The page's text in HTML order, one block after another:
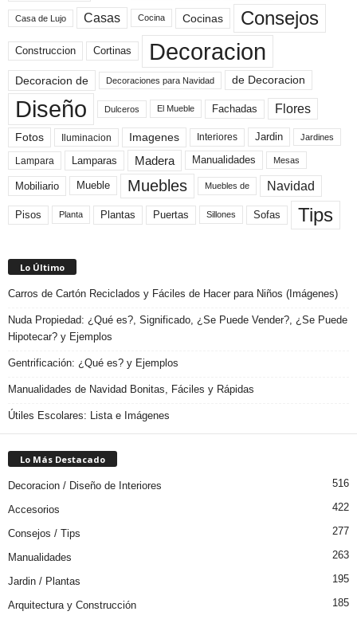
Casa de Lujo Casas Cocina Cocinas Consejos
Construccion Cortinas Decoracion
Decoracion de Decoraciones para Navidad de Decoracion
Diseño Dulceros El Mueble Fachadas Flores
Fotos Iluminacion Imagenes Interiores Jardin Jardines
Lampara Lamparas Madera Manualidades Mesas
Mobiliario Mueble Muebles Muebles de Navidad
Pisos Planta Plantas Puertas Sillones Sofas Tips
Lo Último
Carros de Cartón Reciclados y Fáciles de Hacer para Niños (Imágenes)
Nuda Propiedad: ¿Qué es?, Significado, ¿Se Puede Vender?, ¿Se Puede
Hipotecar? y Ejemplos
Gentrificación: ¿Qué es? y Ejemplos
Manualidades de Navidad Bonitas, Fáciles y Rápidas
Útiles Escolares: Lista e Imágenes
Lo Más Destacado
Decoracion / Diseño de Interiores 516
Accesorios 422
Consejos / Tips 277
Manualidades 263
Jardin / Plantas 195
Arquitectura y Construcción 185